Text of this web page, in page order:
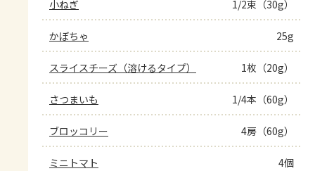
小ねぎ 1/2束（30g）
かぼちゃ 25g
スライスチーズ（溶けるタイプ） 1枚（20g）
さつまいも 1/4本（60g）
ブロッコリー 4房（60g）
ミニトマト 4個